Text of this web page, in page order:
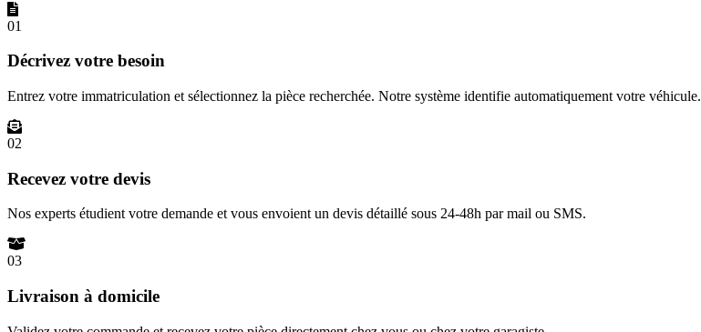
01
Décrivez votre besoin
Entrez votre immatriculation et sélectionnez la pièce recherchée. Notre système identifie automatiquement votre véhicule.
02
Recevez votre devis
Nos experts étudient votre demande et vous envoient un devis détaillé sous 24-48h par mail ou SMS.
03
Livraison à domicile